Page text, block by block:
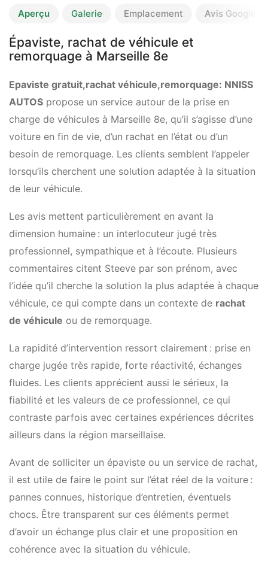
Aperçu Galerie Emplacement Avis Google
Épaviste, rachat de véhicule et
remorquage à Marseille 8e
Epaviste gratuit,rachat véhicule,remorquage: NNISS
AUTOS propose un service autour de la prise en
charge de véhicules à Marseille 8e, qu’il s’agisse d’une
voiture en fin de vie, d’un rachat en l’état ou d’un
besoin de remorquage. Les clients semblent l’appeler
lorsqu’ils cherchent une solution adaptée à la situation
de leur véhicule.
Les avis mettent particulièrement en avant la
dimension humaine : un interlocuteur jugé très
professionnel, sympathique et à l’écoute. Plusieurs
commentaires citent Steeve par son prénom, avec
l’idée qu’il cherche la solution la plus adaptée à chaque
véhicule, ce qui compte dans un contexte de rachat
de véhicule ou de remorquage.
La rapidité d’intervention ressort clairement : prise en
charge jugée très rapide, forte réactivité, échanges
fluides. Les clients apprécient aussi le sérieux, la
fiabilité et les valeurs de ce professionnel, ce qui
contraste parfois avec certaines expériences décrites
ailleurs dans la région marseillaise.
Avant de solliciter un épaviste ou un service de rachat,
il est utile de faire le point sur l’état réel de la voiture :
pannes connues, historique d’entretien, éventuels
chocs. Être transparent sur ces éléments permet
d’avoir un échange plus clair et une proposition en
cohérence avec la situation du véhicule.